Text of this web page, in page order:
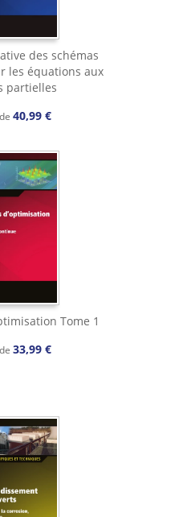
des schémas
les équations aux
partielles
40,99 €
Tome 1
33,99 €